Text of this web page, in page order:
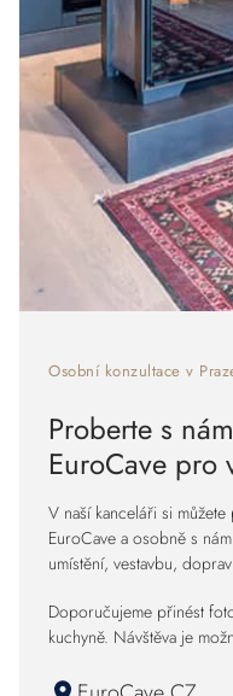
Osobní konzultace v
Proberte s
EuroCave pro
V naší kanceláři si
EuroCave a osobně s
umístění, vestavbu,
Doporučujeme přinést
kuchyně. Návštěva je